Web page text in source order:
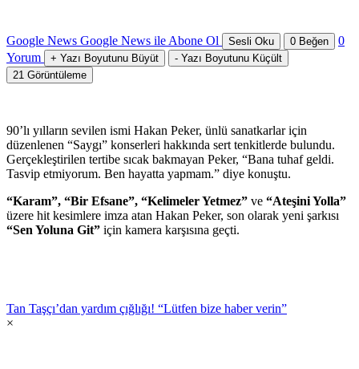
Google News Google News ile Abone Ol Sesli Oku 0 Beğen
0
Yorum
+ Yazı Boyutunu Büyüt - Yazı Boyutunu Küçült
21 Görüntüleme
90’lı yılların sevilen ismi Hakan Peker, ünlü sanatkarlar için
düzenlenen “Saygı” konserleri hakkında sert tenkitlerde bulundu.
Gerçekleştirilen tertibe sıcak bakmayan Peker, “Bana tuhaf geldi.
Tasvip etmiyorum. Ben hayatta yapmam.” diye konuştu.
“Karam”, “Bir Efsane”, “Kelimeler Yetmez” ve “Ateşini Yolla”
üzere hit kesimlere imza atan Hakan Peker, son olarak yeni şarkısı
“Sen Yoluna Git” için kamera karşısına geçti.
Tan Taşçı’dan yardım çığlığı! “Lütfen bize haber verin”
×